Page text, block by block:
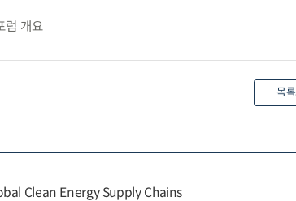
럼 개요
목록
Clean Energy Supply Chains